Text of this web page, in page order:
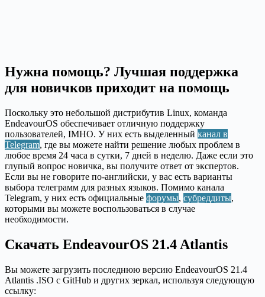
Нужна помощь? Лучшая поддержка
для новичков приходит на помощь
Поскольку это небольшой дистрибутив Linux, команда
EndeavourOS обеспечивает отличную поддержку
пользователей, IMHO. У них есть выделенный канал в
Telegram, где вы можете найти решение любых проблем в
любое время 24 часа в сутки, 7 дней в неделю. Даже если это
глупый вопрос новичка, вы получите ответ от экспертов.
Если вы не говорите по-английски, у вас есть варианты
выбора телеграмм для разных языков. Помимо канала
Telegram, у них есть официальные форумы, субреддиты,
которыми вы можете воспользоваться в случае
необходимости.
Скачать EndeavourOS 21.4 Atlantis
Вы можете загрузить последнюю версию EndeavourOS 21.4
Atlantis .ISO с GitHub и других зеркал, используя следующую
ссылку: